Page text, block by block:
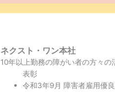
ネクスト・ワン本社
10年以上勤務の障がい者の方々の
表彰
令和3年9月 障害者雇用優